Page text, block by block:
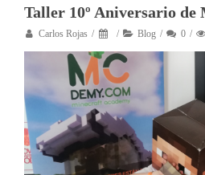
Taller 10º Aniversario de
Carlos Rojas Blog 0